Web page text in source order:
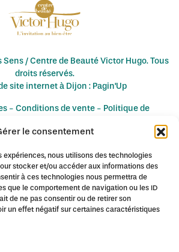
le consentement
expériences, nous utilisons des technologies
stocker et/ou accéder aux informations des
à ces technologies nous permettra de
que le comportement de navigation ou les ID
de ne pas consentir ou de retirer son
un effet négatif sur certaines caractéristiques
/ Centre de Beauté Victor Hugo. Tous
droits réservés.
site internet à Dijon : Pagin'Up
- Conditions de vente- Politique de
des Sens à Dijon est spécialisé en
au laser diode notamment à :
Dijon Bellefond Chenôve Daix Dijon
Gevrey-Chambertin Hauteville-lès-Dijon
la-Côte Messigny-et-Vantoux Mirebeau
Echirey